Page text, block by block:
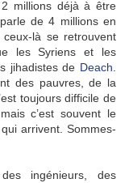
millions déjà à être
de 4 millions en
là se retrouvent
les Syriens et les
jihadistes de Deach
des pauvres, de la
toujours difficile de
c’est souvent le
arrivent. Sommes-
ingénieurs, des